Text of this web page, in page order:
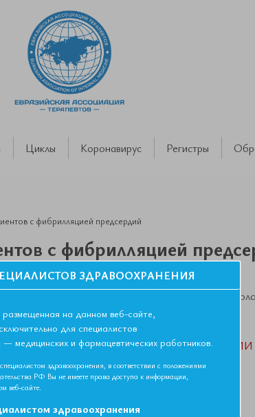
Циклы Коронавирус Регистры
с фибрилляцией предсердий
с фибрилляцией
Симпозиум «Вопросы неотложной
ТОЛЬКО ЧЛЕНАМ АССОЦИАЦИИ
членом ЕАТ, пожалуйста,авторизируйтесь
Как вступить в Ассоциацию
ЗДРАВООХРАНЕНИЯ
на данном веб-сайте,
для специалистов
— медицинских и фармацевтических работников.
здравоохранения, в соответствии с положениями
РФ Вы не имеете права доступа к информации,
веб-сайте.
здравоохранения